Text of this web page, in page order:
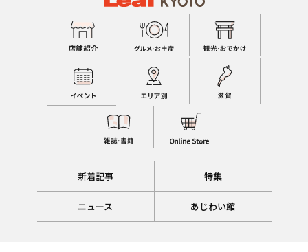
新着記事 特集
ニュース あじわい館